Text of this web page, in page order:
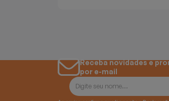
Receba novidades e
por e-mail